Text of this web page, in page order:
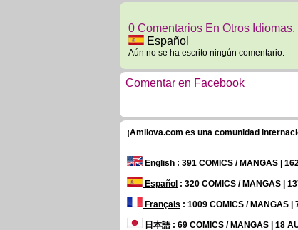
0 Comentarios En Otros Idiomas.
Español
Aún no se ha escrito ningún comentario.
Comentar en Facebook
¡Amilova.com es una comunidad
English : 391 COMICS / MANGAS |
Español : 320 COMICS / MANGAS |
Français : 1009 COMICS / MANGAS |
日本語: 69 COMICS / MANGAS | 18